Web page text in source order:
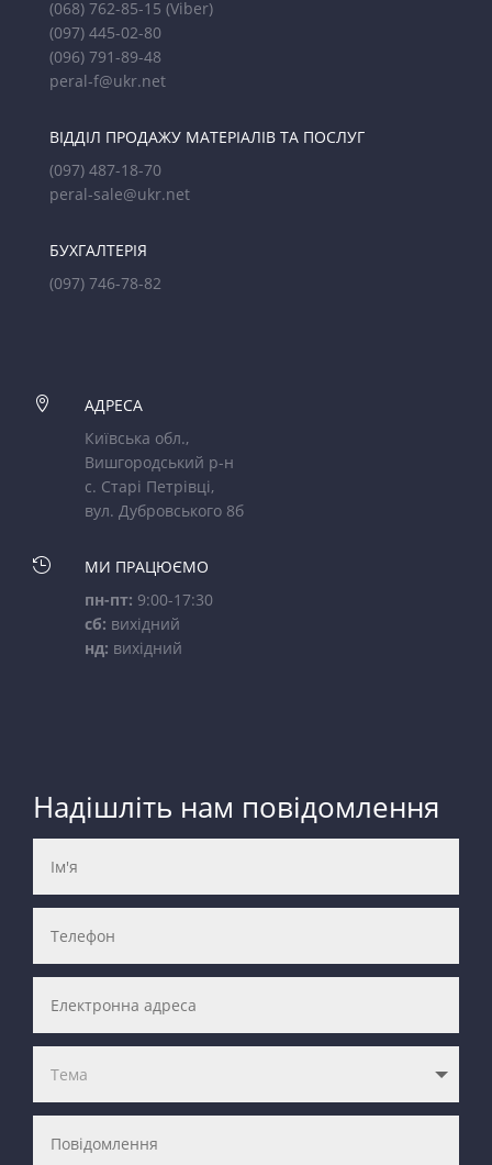
(068) 762-85-15 (Viber)
(097) 445-02-80
(096) 791-89-48
peral-f@ukr.net
ВІДДІЛ ПРОДАЖУ МАТЕРІАЛІВ ТА ПОСЛУГ
(097) 487-18-70
peral-sale@ukr.net
БУХГАЛТЕРІЯ
(097) 746-78-82

АДРЕСА
Київська обл.,
Вишгородський р-н
с. Старі Петрівці,
вул. Дубровського 8б

МИ ПРАЦЮЄМО
пн-пт: 9:00-17:30
сб: вихідний
нд: вихідний
Надішліть нам повідомлення